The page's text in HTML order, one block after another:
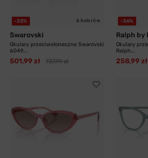
-32% 6 kolorów
Swarovski
Okulary przeciwsłoneczne Swarovski
6049...
501,99 zł 737,99 zł
-36%
Ralph by
Okulary
Ralph...
258,99 zł